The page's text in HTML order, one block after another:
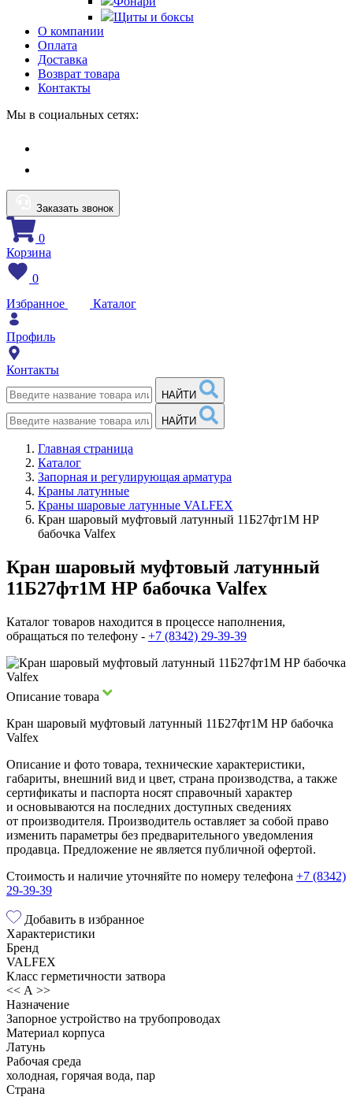
Щиты и боксы
О компании
Оплата
Доставка
Возврат товара
Контакты
Мы в социальных сетях:
Заказать звонок
0
Корзина
0
Избранное
Каталог
Профиль
Контакты
НАЙТИ
НАЙТИ
Главная страница
Каталог
Запорная и регулирующая арматура
Краны латунные
Краны шаровые латунные VALFEX
Кран шаровый муфтовый латунный 11Б27фт1М НР
бабочка Valfex
Кран шаровый муфтовый латунный
11Б27фт1М НР бабочка Valfex
Каталог товаров находится в процессе наполнения,
обращаться по телефону - +7 (8342) 29-39-39
Описание товара
Кран шаровый муфтовый латунный 11Б27фт1М НР бабочка
Valfex
Описание и фото товара, технические характеристики,
габариты, внешний вид и цвет, страна производства, а также
сертификаты и паспорта носят справочный характер
и основываются на последних доступных сведениях
от производителя. Производитель оставляет за собой право
изменить параметры без предварительного уведомления
продавца. Предложение не является публичной офертой.
Стоимость и наличие уточняйте по номеру телефона +7 (8342)
29-39-39
Добавить в избранное
Характеристики
Бренд
VALFEX
Класс герметичности затвора
<< А >>
Назначение
Запорное устройство на трубопроводах
Материал корпуса
Латунь
Рабочая среда
холодная, горячая вода, пар
Страна